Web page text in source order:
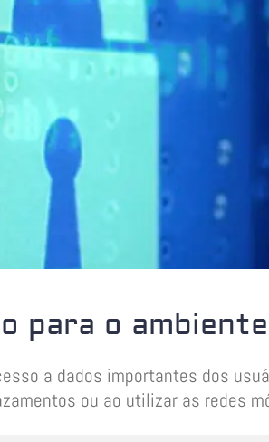
para o
a dados importantes dos
ou ao utilizar as redes